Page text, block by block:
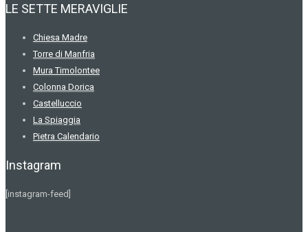
LE SETTE MERAVIGLIE
Chiesa Madre
Torre di Manfria
Mura Timolontee
Colonna Dorica
Castelluccio
La Spiaggia
Pietra Calendario
Instagram
[instagram-feed]